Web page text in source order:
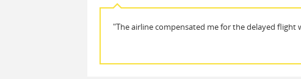
"The airline compensated me for the delayed flight